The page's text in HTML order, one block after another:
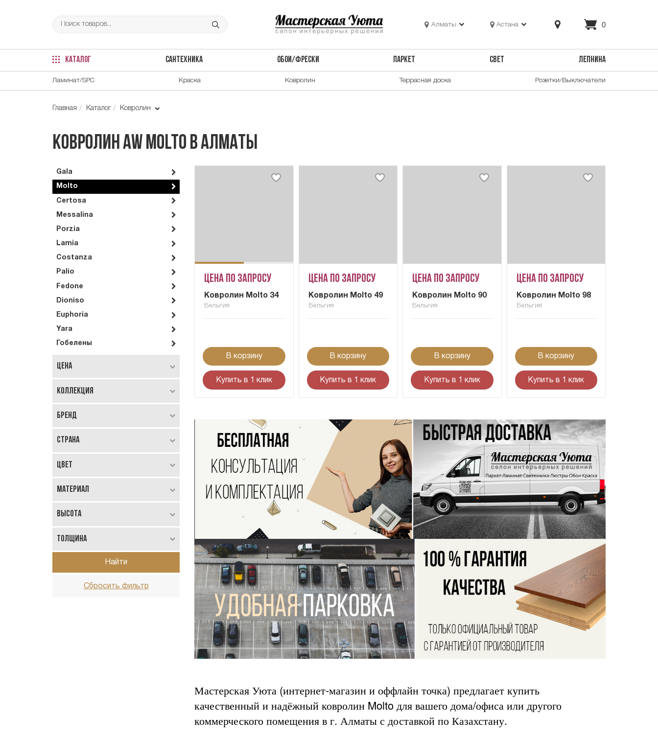
Алматы Астана 0
КАТАЛОГ САНТЕХНИКА ОБОИ/ФРЕСКИ ПАРКЕТ СВЕТ ЛЕПНИНА
Ламинат/SPC Краска Ковролин Террасная доска Розетки/Выключатели
Главная Каталог Ковролин
Ковролин AW Molto в Алматы
Gala
Molto
Certosa
Messalina
Porzia
Lamia
Costanza
Palio
Fedone
Dioniso
Euphoria
Yara
Гобелены
Цена
Коллекция
Бренд
Страна
Цвет
Материал
Высота
Толщина
Найти
Сбросить фильтр
Цена по запросу
Ковролин Molto 34
Бельгия
В корзину
Купить в 1 клик
Цена по запросу
Ковролин Molto 49
Бельгия
В корзину
Купить в 1 клик
Цена по запросу
Ковролин Molto 90
Бельгия
В корзину
Купить в 1 клик
Цена по запросу
Ковролин Molto 98
Бельгия
В корзину
Купить в 1 клик
Мастерская Уюта (интернет-магазин и оффлайн точка) предлагает купить
качественный и надёжный ковролин Molto для вашего дома/офиса или другого
коммерческого помещения в г. Алматы с доставкой по Казахстану.